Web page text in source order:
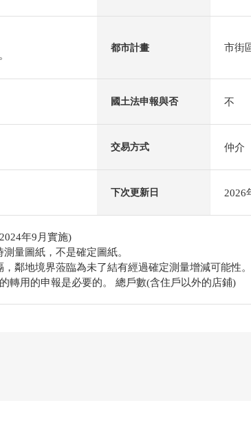
都市計畫 市街
國土法申報與否 不
交易方式 仲介
下次更新日 2026
年9月實施)
量圖紙，不是確定圖紙。
，鄰地境界蒞臨為未了結有經過確定測量增減可能性。
轉用的申報是必要的。 總戶數(含住戶以外的店鋪)